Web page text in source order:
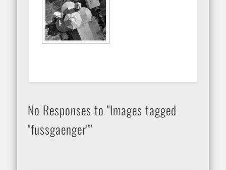
No Responses to "Images tagged
"fussgaenger""